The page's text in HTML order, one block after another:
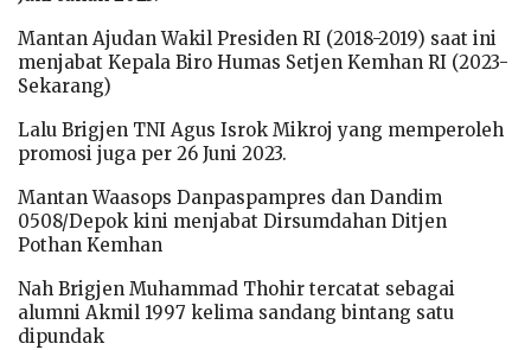
Mantan Ajudan Wakil Presiden RI (2018-2019) saat ini
menjabat Kepala Biro Humas Setjen Kemhan RI (2023-
Sekarang)
Lalu Brigjen TNI Agus Isrok Mikroj yang memperoleh
promosi juga per 26 Juni 2023.
Mantan Waasops Danpaspampres dan Dandim
0508/Depok kini menjabat Dirsumdahan Ditjen
Pothan Kemhan
Nah Brigjen Muhammad Thohir tercatat sebagai
alumni Akmil 1997 kelima sandang bintang satu
dipundak